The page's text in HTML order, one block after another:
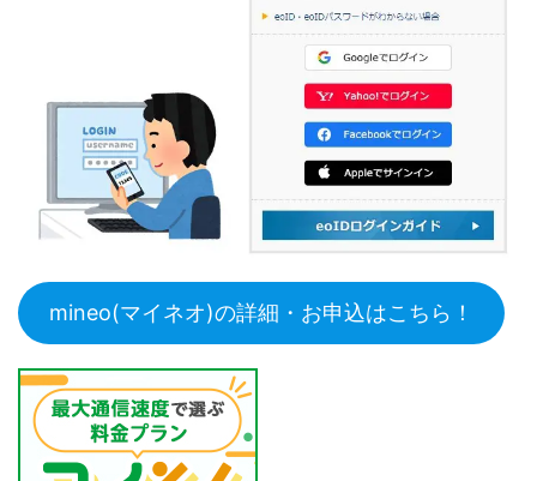
mineo(マイネオ)の詳細・お申込はこちら！